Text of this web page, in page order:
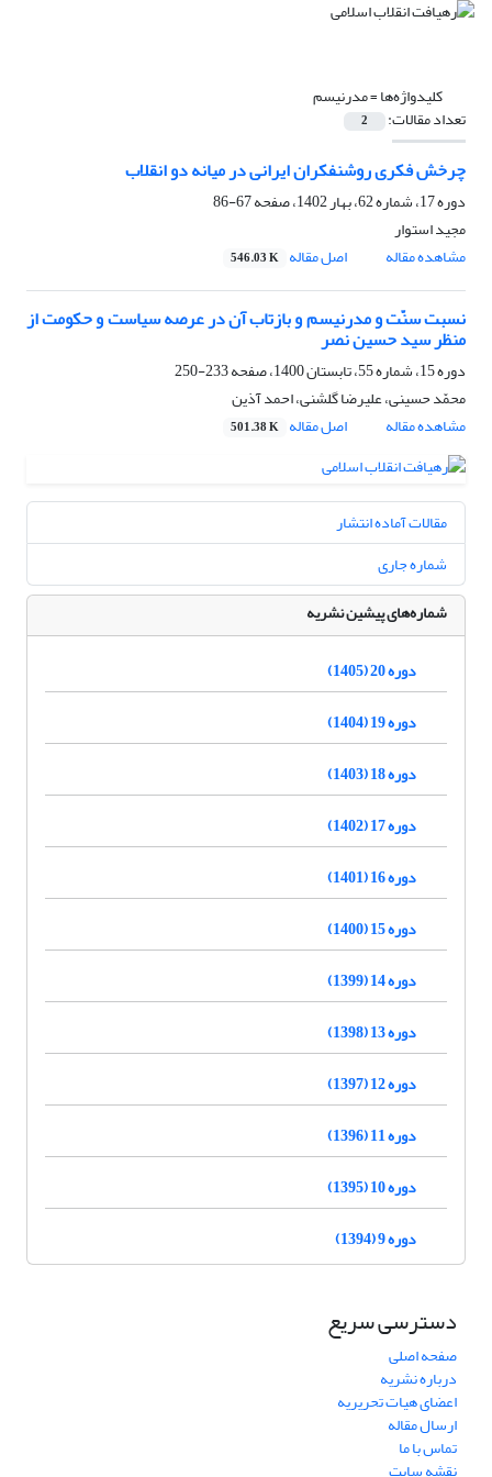
کلیدواژه‌ها =مدرنیسم
تعداد مقالات: 2
چرخش فکری روشنفکران ایرانی در میانه دو انقلاب
دوره 17، شماره 62، بهار 1402، صفحه
67-86
مجید استوار
مشاهده مقاله
اصل مقاله 546.03 K
نسبت سنّت و مدرنیسم و بازتاب آن در عرصه سیاست و حکومت از
منظر سید حسین نصر
دوره 15، شماره 55، تابستان 1400، صفحه
233-250
محمّد حسینی، علیرضا گلشنی، احمد آذین
مشاهده مقاله
اصل مقاله 501.38 K
مقالات آماده انتشار
شماره جاری
شماره‌های پیشین نشریه
دوره 20 (1405)
دوره 19 (1404)
دوره 18 (1403)
دوره 17 (1402)
دوره 16 (1401)
دوره 15 (1400)
دوره 14 (1399)
دوره 13 (1398)
دوره 12 (1397)
دوره 11 (1396)
دوره 10 (1395)
دوره 9 (1394)
دسترسی سریع
صفحه اصلی
درباره نشریه
اعضای هیات تحریریه
ارسال مقاله
تماس با ما
نقشه سایت